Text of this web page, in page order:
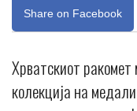
Share on Facebook
Хрватскиот
колекција на